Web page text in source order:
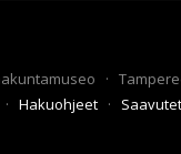
·
· Hakuohjeet ·